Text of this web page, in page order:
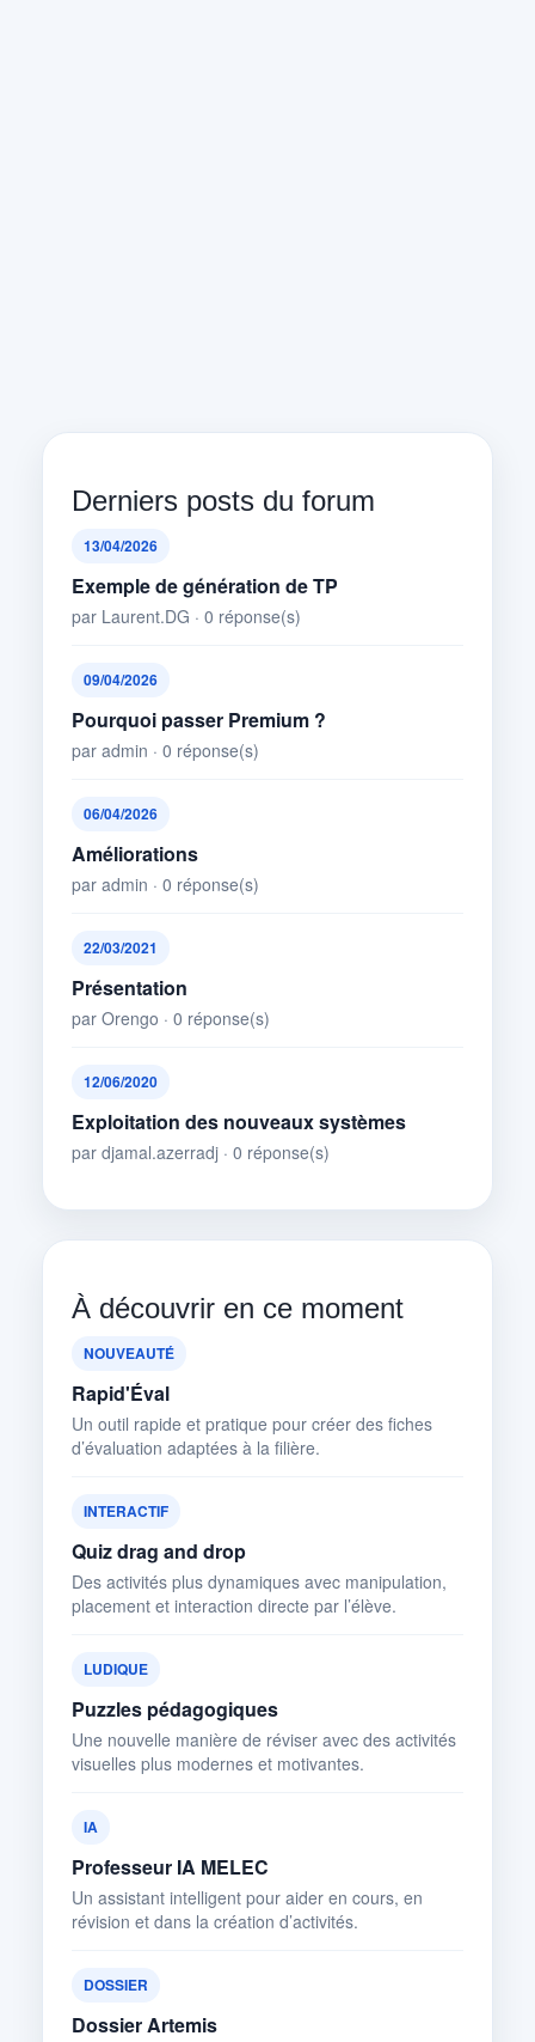
Derniers posts du forum
13/04/2026
Exemple de génération de TP
par Laurent.DG · 0 réponse(s)
09/04/2026
Pourquoi passer Premium ?
par admin · 0 réponse(s)
06/04/2026
Améliorations
par admin · 0 réponse(s)
22/03/2021
Présentation
par Orengo · 0 réponse(s)
12/06/2020
Exploitation des nouveaux systèmes
par djamal.azerradj · 0 réponse(s)
À découvrir en ce moment
NOUVEAUTÉ
Rapid'Éval
Un outil rapide et pratique pour créer des fiches
d’évaluation adaptées à la filière.
INTERACTIF
Quiz drag and drop
Des activités plus dynamiques avec manipulation,
placement et interaction directe par l’élève.
LUDIQUE
Puzzles pédagogiques
Une nouvelle manière de réviser avec des activités
visuelles plus modernes et motivantes.
IA
Professeur IA MELEC
Un assistant intelligent pour aider en cours, en
révision et dans la création d’activités.
DOSSIER
Dossier Artemis